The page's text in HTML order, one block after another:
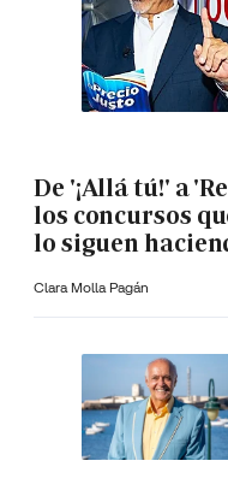
De '¡Allá tú!' a
los concursos
lo siguen
Clara Molla Pagán